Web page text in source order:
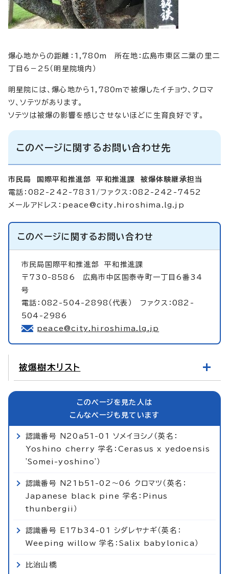
爆心地からの距離：1,780m 所在地：広島市東区二葉の里二
丁目6－25（明星院境内）
明星院には、爆心地から1,780mで被爆したイチョウ、クロマ
ツ、ソテツがあります。
ソテツは被爆の影響を感じさせないほどに生育良好です。
このページに関するお問い合わせ先
市民局 国際平和推進部 平和推進課 被爆体験継承担当
電話：082-242-7831/ファクス：082-242-7452
メールアドレス： peace@city.hiroshima.lg.jp
このページに関するお問い合わせ
市民局国際平和推進部平和推進課
〒730-8586 広島市中区国泰寺町一丁目6番34
号
電話：082-504-2898（代表） ファクス：082-
504-2986
peace@city.hiroshima.lg.jp
被爆樹木リスト
このページを見た人は
こんなページも見ています
認識番号 N20a51-01 ソメイヨシノ（英名：
Yoshino cherry 学名：Cerasus x yedoensis
'Somei-yoshino'）
認識番号 N21b51-02～06 クロマツ（英名：
Japanese black pine 学名：Pinus
thunbergii）
認識番号 E17b34-01 シダレヤナギ（英名：
Weeping willow 学名：Salix babylonica）
比治山橋